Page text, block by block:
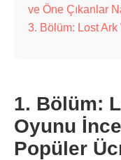
ve Öne Çıkanlar
3. Bölüm: Lost Ark
1. Bölüm:
Oyunu
Popüler